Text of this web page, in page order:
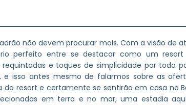
não devem procurar mais. Com a visão de
perfeito entre se destacar como um
e toques de simplicidade por toda
isso antes mesmo de falarmos sobre as
do resort e certamente se sentirão em casa no
em terra e no mar, uma estadia